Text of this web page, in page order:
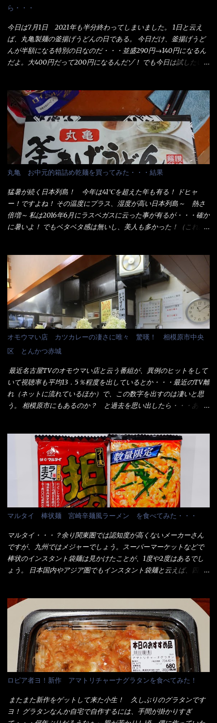
ら・・・
今日は7月1日 2021年も半分終わってしまいました。 1日と云え
ば、丸亀製麺の釜揚げうどんの日である。 今日だけ、釜揚げうど
んが半額になる特別の日なのだ・・・並盛290円→140円になるん
だよ。大400円だって200円になるんだゾ！ でも今日は試したい
でる～ でもコレって食べきるまで湯に浸かっているわけで、最
初と最後では麺の固さというかコシが違う！ だったら湯なんか要
らないじゃん！ 茹で上げ直後の麺だけいいよ！となるでしょ
う。 事前にググって調べたら、やっぱり＜湯無し＞注文は、裏注
文方法としてあるらしい。 それと店員によっては、理解出来ない
者も居るらしい云う事。 そこでランチ混雑前に、行くのが店への
配慮でもある。 11:20 店内に入り・・・『釜揚げうどん得を湯ナ
シで！』と注文したら、近場にいたオッサン店員はキョトンとし
た顔『湯なし？』（これだ全く理解していないな） すると茹で方
の若い女性店員が『いい！いい！！』とオッサンを向こうへやっ
た。 でサッサと、木桶を用意してうどんだけ入れて出して来まし
た。 な～るほど、この事か・・・ で今日の2021年後半1回目のサ
＞サイズを食べられるか？である。 前回も、大しか食べていない
からね、得がどれくらいの満腹度になるのか？ この得サイズの木
桶は、銭湯で使う洗い桶サイズだなぁ～ この木桶サイズに、満々
と湯が注がれていたら食べ進むうちに、麺が伸びてしまうだろ
う。 これなら茹で上がった直後のままで、食べ進められるじゃな
いか！ 別皿で、葱と天かすを満タンに用意して、山葵も2つ。 そ
れに湯が無い利点として、汁が薄まらない！ これだよ、こ
れ！！ 湯があると、うどんと共に汁の方へ湯までも入ってしま
う。つまりラーメンの麺にスープが絡む現象ですな。 結局、伸び
ずに汁も薄らむこともなく・・最後の方で＜だし汁＞を少し追加
しました。 腹イッパイだけど、得サイズは全てお腹の中へ収まっ
たし満足達成度100％ 苦しいと云う事も無いな！ まだ鶏天1個位
は入りそうだね。 と云う事で、今回＜釜揚げうどんの湯無し＞を
試したら、確...
丸亀 お中元的箱詰め乾麺を買ってみた・・・結果
猛暑が続く日本列島！ 今年は41℃を超えた年も有る！ ドヒャ
ー！ですよね！ その温度にプラス、湿度が高い日本列島～ 熱さ
倍増～ 私は2016年6月にラスベガスに云った事が有るが・・・確か
に暑いよ！ でもベタベタ感は無いし、美人も多かった！（これは
中元は、丁度お盆の夏場に日頃お世話になっている方への＜ご挨
拶＞としての贈り物の習慣です。 今では、大分廃れてしまってい
るかと・・・小生もお中元やお歳暮など送った事は無い！（キッ
パリ） まぁ～この慣習が残っているのは、官公庁や超大手企業戦
士（昇進目的）などの世界でしょう。 要は、ゴマスリ・・・てな
感じかな。 丸亀製麺と云えば、大阪誕生→全国区（北海道と沖縄
は？）へ広がった、讃岐饂飩チェーン店大手といっても過言では
方には店舗に寄って違う！と云う人も居るらしい・・ そんな大手
讃岐饂飩チェーン店と関係があるのか？ 箱詰め乾麺！ このパッ
ケージからすれば、間違いなく贈答用目的でしょう。 そんな贈答
用箱詰め饂飩・・・またもやメガドンキで発見し購入！ 中身は、
この様な状態です。 乾麺の束が6束／一パックになっており、それ
1280円と云った感じです。 で私は幾らで、メガドンキでゲットし
たかって？ それは非常に言いづらい・・・色々と各方面へ忖度し
て、激安だったとだけ申し上げましょう。 早速1袋を大釜で茹で～
ハイ、約15分ほど茹で上げた状態です。 当家には、高齢者がいる
ので少し柔らかく・・・ 茹で上がった饂飩は、お店の饂飩に比べ
＜細い＞です。 どちらかと云えば、稲庭饂飩的な太さですね。 さ
てこれを、どの様に食べるか？ 長葱無かったので、玉葱を刻んで
八王子ラーメン風月見つけうどん！ 冷やし釜あげうどん～です。
ラーメン丼に、冷水を軽く張って饂飩を盛り付け、お椀に昆布出
汁つゆと長葱に山葵です。 これでツルツル～と頂きました。 良い
じゃないか～...
オモウマい店 カツカレーの凄さに唯々 驚嘆！ 相模原市中央
区 とんかつ赤城
最近名古屋TVのオモウマい店と云う番組が、異例のヒットをして
いて視聴率も平均13．5％程度を出しているとか・・・最近のTV離
れ（ネットに流れているほか）で、この数字を出すのは凄いと思
う。 相模原市にもあるのか？ と過去を思い出したら・・・あっ
当している。 まずはこれを見て欲しい！ カウンターに置かれた＜
お皿＞である。 直ぐに気づいたでしょう！ 何かキャベツが山じ
ゃないか！？ ハイ、山です。 これが標準なのです。 普通のとん
かつ屋のキャベツと比べたら、10人前ほどあるか？ 値段的には、
メイン（主流は1,000超）＋定食セット350円程と値段的には、そ
れ程では安い訳でも無いが、客足が絶えない人気店である。 そん
なメニューのなかで、リーズナブルで頂ける＜映え＞るメニュー
が＜カツカレー＞だ！ これです。 当時1,000円税込だった
が・・・今も変わらないと思うけど・・・ これが出てくると、カ
ウンター中からOH～と声が飛ぶ！ 写真は、キャベツ少なめでお願
いしています。 皿のサイズは、直径30cmほどあります。 そこに
ドカ盛のキャベツと御飯にカレーがかかっています。 カレーは辛
ンとした厚さのあるトンカツです。 それも揚げたての熱々です。
これを難なく完食出来なければ、漢では無い！と云っても過言で
はないだろう。 この他も、兎に角ボリューム満点で＜薄カツ＞と
呼ばれるメニューは、トンカツが2枚重ねて出てくるだ！ 1枚が薄
いから、2枚乗せにしたらしいけど・・・
マルタイ 棒状麺 宮崎辛麺風ラーメン を食べてみた・・・
マルタイ・・・？余り関東圏では認知度が高くないメーカーさん
ですが、九州ではメジャーでしょう。スーパーマーケットなどで
棒状のインスタント袋麺は見かけたことが、1度や2度はあるでし
ょう。 日本国内やアジア圏でもインスタント袋麺と云えば、四角
イ棒状ラーメンを、OKストアで見かけ思わず手に取って買い物篭
へ 坦々まぜそばと＜数量限定＞宮崎辛麺風ラーメン オーッといき
なり私の胃袋をグサッと・・・・ 棒状インスタントラーメンの
デビューが決まりました。 か・ら・め・ん・辛麺！ 宮崎辛麺は
チャルメラや日清からも出されている、辛口のラーメンじゃ
ん！！ 酸っぱくしたら、酸辣湯麺？なんてね。 よし今日のサラ
メシは、宮崎辛麺にしよう！ それではまず袋を開けると・・・ な
んだか紙に巻かれた棒状の麺が二束、調味油と粉末スープ！ やは
り見慣れない姿・・・何だかチョッと高級感的な・・・だって透
明なトレイに並んだ棒状麺なんて見慣れないからねぇ～（コスト
ロピア者ヨ！新作 アマトリチャーナグラタンを食べてみた！
またまた新作をゲットして来た小生！ 久しぶりのグラタンです
ヨ！ グラタンなんか自宅で自作するには、手間が掛かりすぎ